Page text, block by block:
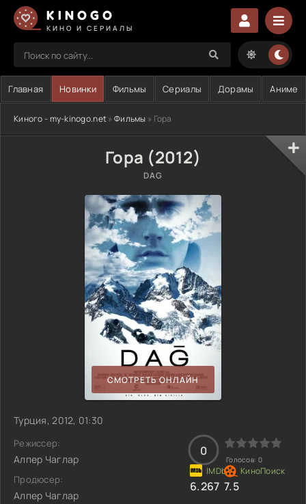
KINOGO
КИНО И СЕРИАЛЫ
Главная Новинки Фильмы Сериалы Дорамы Аниме
Киного - my-kinogo.net»Фильмы » Гора
Гора (2012)
DAG
СМОТРЕТЬ ОНЛАЙН
Турция, 2012, 01:30
Режиссер:
Алпер Чаглар
Продюсер:
Алпер Чаглар
0
Голосов: 0
6.267 7.5